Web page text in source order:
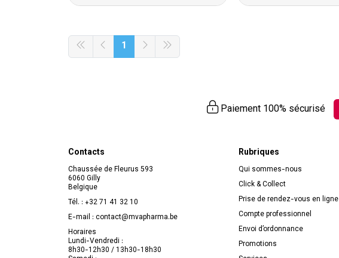
1
Paiement 100% sécurisé
Contacts
Chaussée de Fleurus 593
6060 Gilly
Belgique
Tél. : +32 71 41 32 10
E-mail : contact@mvapharma.be
Horaires
Lundi-Vendredi :
8h30-12h30 / 13h30-18h30
Rubriques
Qui sommes-nous
Click & Collect
Prise de rendez-vous en ligne
Compte professionnel
Envoi d’ordonnance
Promotions